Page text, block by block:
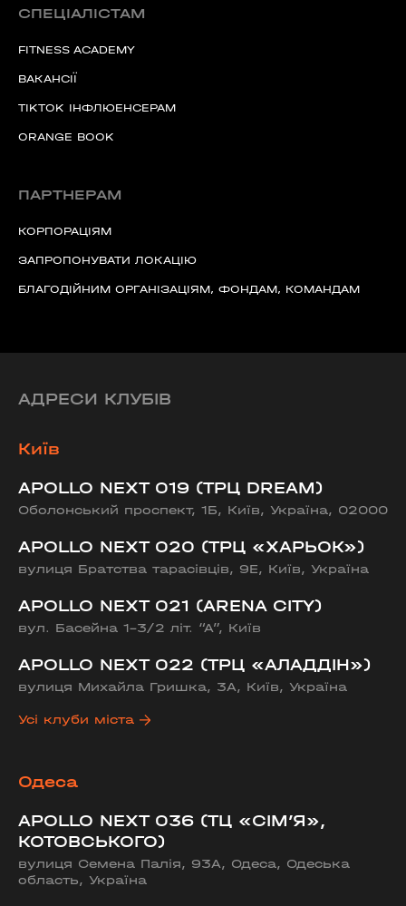
СПЕЦІАЛІСТАМ
FITNESS ACADEMY
ВАКАНСІЇ
TIKTOK ІНФЛЮЕНСЕРАМ
ORANGE BOOK
ПАРТНЕРАМ
КОРПОРАЦІЯМ
ЗАПРОПОНУВАТИ ЛОКАЦІЮ
БЛАГОДІЙНИМ ОРГАНІЗАЦІЯМ, ФОНДАМ, КОМАНДАМ
АДРЕСИ КЛУБІВ
Київ
APOLLO NEXT 019 (ТРЦ DREAM)
Оболонський проспект, 1Б, Київ, Україна, 02000
APOLLO NEXT 020 (ТРЦ «ХАРЬОК»)
вулиця Братства тарасівців, 9Е, Київ, Україна
APOLLO NEXT 021 (ARENA CITY)
вул. Басейна 1-3/2 літ. “А”, Київ
APOLLO NEXT 022 (ТРЦ «АЛАДДІН»)
вулиця Михайла Гришка, 3А, Київ, Україна
Усі клуби міста
Одеса
APOLLO NEXT 036 (ТЦ «СІМ’Я»,
КОТОВСЬКОГО)
вулиця Семена Палія, 93А, Одеса, Одеська
область, Україна